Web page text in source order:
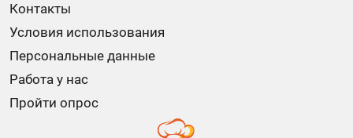
Контакты
Условия использования
Персональные данные
Работа у нас
Пройти опрос